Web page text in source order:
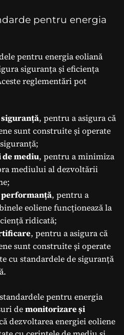
pentru energia
pentru energia eoliană
siguranța și eficiența
reglementări pot
siguranță, pentru a asigura că
sunt construite și operate
mediu, pentru a minimiza
mediului al dezvoltării
performanță, pentru a
eoliene funcționează la
ridicată;
, pentru a asigura că
sunt construite și operate
cu standardele de siguranță
pentru energia
demonitorizare și
dezvoltarea energiei eoliene